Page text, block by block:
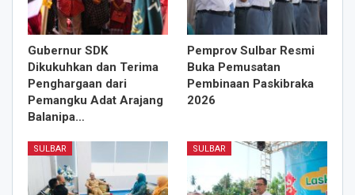
Gubernur SDK
Dikukuhkan dan Terima
Penghargaan dari
Pemangku Adat Arajang
Balanipa…
Pemprov Sulbar Resmi
Buka Pemusatan
Pembinaan Paskibraka
2026
SULBAR SULBAR